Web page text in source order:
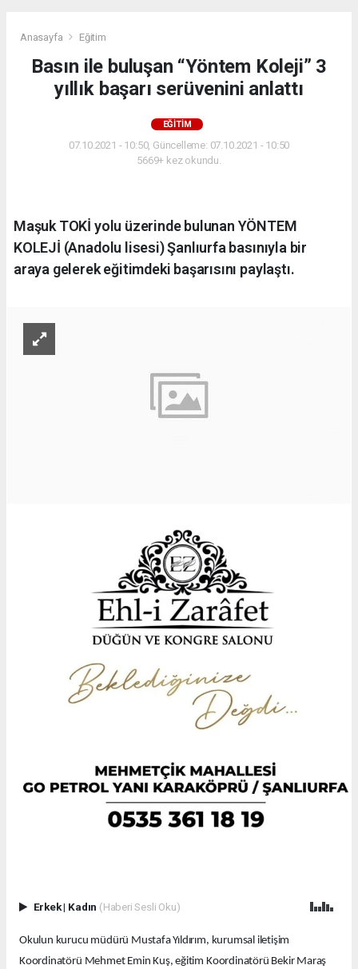
Anasayfa Eğitim
Basın ile buluşan “Yöntem Koleji” 3
yıllık başarı serüvenini anlattı
EĞITIM
07.10.2021 - 10:50, Güncelleme: 07.10.2021 - 10:50
5669+ kez okundu.
Maşuk TOKİ yolu üzerinde bulunan YÖNTEM
KOLEJİ (Anadolu lisesi) Şanlıurfa basınıyla bir
araya gelerek eğitimdeki başarısını paylaştı.
Erkek| Kadın (Haberi Sesli Oku)
Okulun kurucu müdürü Mustafa Yıldırım, kurumsal iletişim
Koordinatörü Mehmet Emin Kuş, eğitim Koordinatörü Bekir Maraş